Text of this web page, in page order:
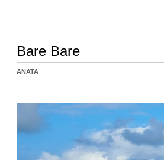
Bare Bare
ANATA